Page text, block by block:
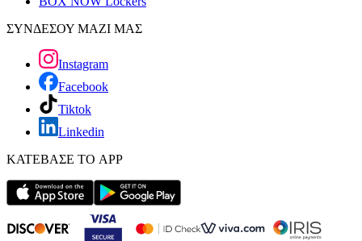
ΣΥΝΔΕΣΟΥ ΜΑΖΙ ΜΑΣ
Instagram
Facebook
Tiktok
Linkedin
ΚΑΤΕΒΑΣΕ ΤΟ APP